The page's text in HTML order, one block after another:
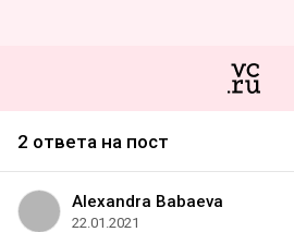
2 ответа на пост
Alexandra Babaeva
22.01.2021